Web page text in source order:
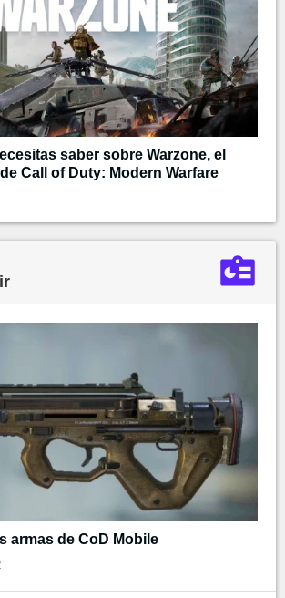
saber sobre Warzone, el
Call of Duty: Modern Warfare
armas de CoD Mobile